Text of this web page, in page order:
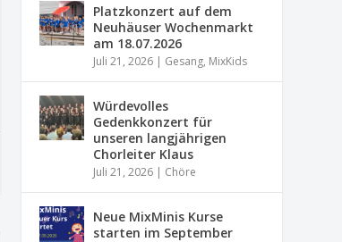
Platzkonzert auf dem
Neuhäuser Wochenmarkt
am 18.07.2026
Juli 21, 2026 | Gesang, MixKids
Würdevolles
Gedenkkonzert für
unseren langjährigen
Chorleiter Klaus
Juli 21, 2026 | Chöre
Neue MixMinis Kurse
starten im September